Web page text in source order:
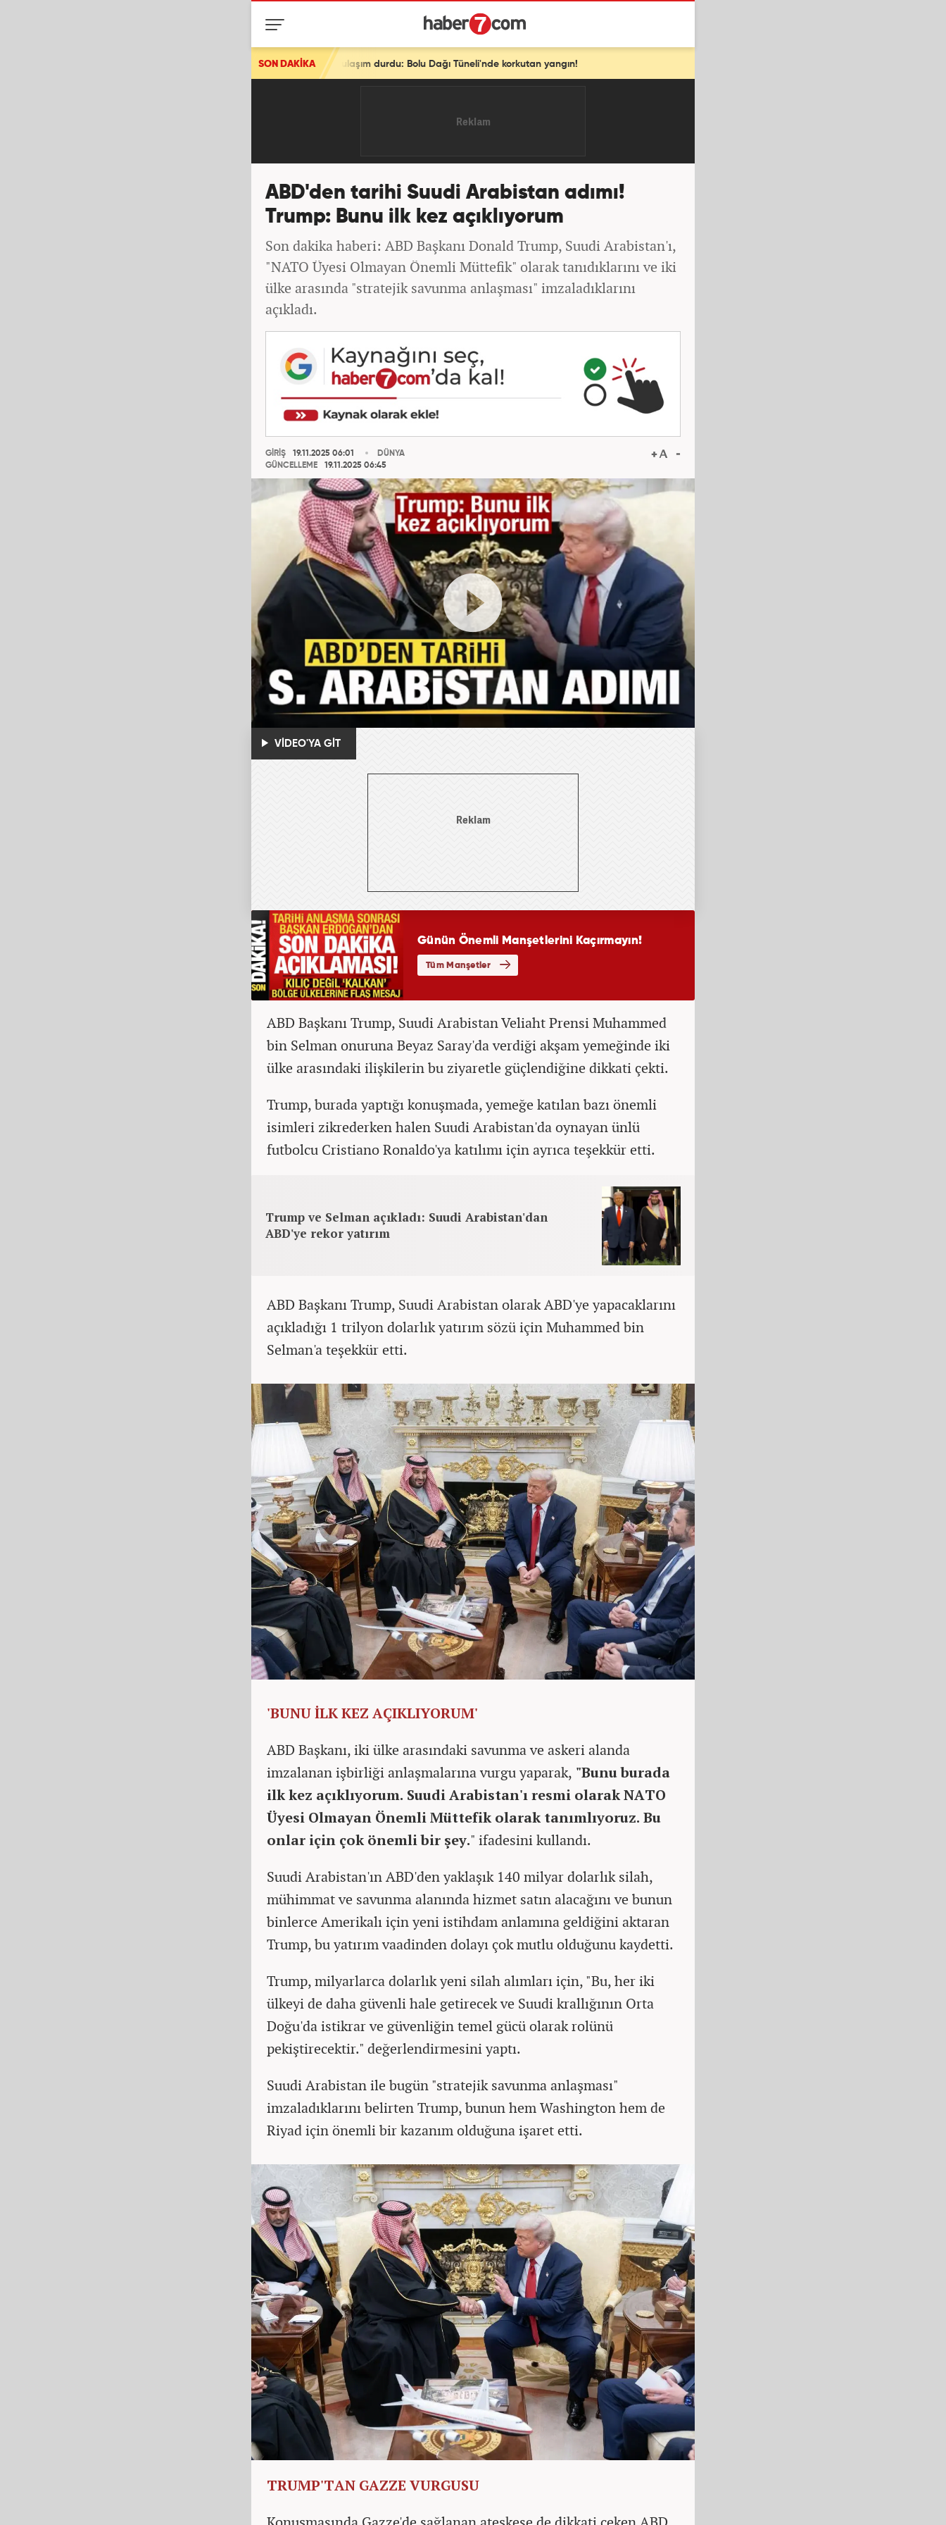
SON DAKİKA
Ankara istikametine ulaşım durdu: Bolu Dağı Tüneli'nde korkutan yangın!
ABD'den tarihi Suudi Arabistan adımı!
Trump: Bunu ilk kez açıklıyorum
Son dakika haberi: ABD Başkanı Donald Trump, Suudi Arabistan'ı,
"NATO Üyesi Olmayan Önemli Müttefik" olarak tanıdıklarını ve iki
ülke arasında "stratejik savunma anlaşması" imzaladıklarını
açıkladı.
GİRİŞ
19.11.2025 06:01
GÜNCELLEME
19.11.2025 06:45
DÜNYA
VİDEO'YA GİT
ABD Başkanı Trump, Suudi Arabistan Veliaht Prensi Muhammed
bin Selman onuruna Beyaz Saray'da verdiği akşam yemeğinde iki
ülke arasındaki ilişkilerin bu ziyaretle güçlendiğine dikkati çekti.
Trump, burada yaptığı konuşmada, yemeğe katılan bazı önemli
isimleri zikrederken halen Suudi Arabistan'da oynayan ünlü
futbolcu Cristiano Ronaldo'ya katılımı için ayrıca teşekkür etti.
Trump ve Selman açıkladı: Suudi Arabistan'dan
ABD'ye rekor yatırım
ABD Başkanı Trump, Suudi Arabistan olarak ABD'ye yapacaklarını
açıkladığı 1 trilyon dolarlık yatırım sözü için Muhammed bin
Selman'a teşekkür etti.
'BUNU İLK KEZ AÇIKLIYORUM'
ABD Başkanı, iki ülke arasındaki savunma ve askeri alanda
imzalanan işbirliği anlaşmalarına vurgu yaparak, "Bunu burada
ilk kez açıklıyorum. Suudi Arabistan'ı resmi olarak NATO
Üyesi Olmayan Önemli Müttefik olarak tanımlıyoruz. Bu
onlar için çok önemli bir şey." ifadesini kullandı.
Suudi Arabistan'ın ABD'den yaklaşık 140 milyar dolarlık silah,
mühimmat ve savunma alanında hizmet satın alacağını ve bunun
binlerce Amerikalı için yeni istihdam anlamına geldiğini aktaran
Trump, bu yatırım vaadinden dolayı çok mutlu olduğunu kaydetti.
Trump, milyarlarca dolarlık yeni silah alımları için, "Bu, her iki
ülkeyi de daha güvenli hale getirecek ve Suudi krallığının Orta
Doğu'da istikrar ve güvenliğin temel gücü olarak rolünü
pekiştirecektir." değerlendirmesini yaptı.
Suudi Arabistan ile bugün "stratejik savunma anlaşması"
imzaladıklarını belirten Trump, bunun hem Washington hem de
Riyad için önemli bir kazanım olduğuna işaret etti.
TRUMP'TAN GAZZE VURGUSU